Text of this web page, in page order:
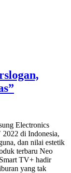
Electronics
2022 di Indonesia,
dan nilai estetik
terbaru Neo
TV+ hadir
yang tak